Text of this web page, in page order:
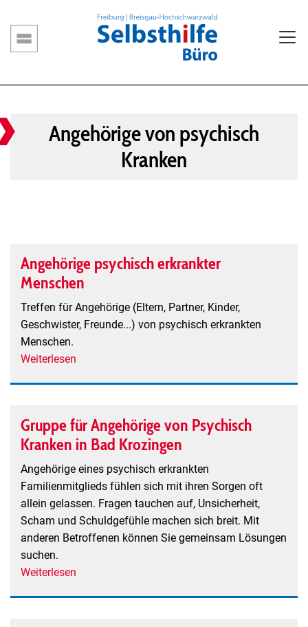
zum
Inhalt
Hauptnavigation
Angehörige von psychisch
Kranken
Angehörige psychisch erkrankter
Menschen
Treffen für Angehörige (Eltern, Partner, Kinder,
Geschwister, Freunde...) von psychisch erkrankten
Menschen.
Weiterlesen
Menschen
Gruppe für Angehörige von Psychisch
Kranken in Bad Krozingen
Angehörige eines psychisch erkrankten
Familienmitglieds fühlen sich mit ihren Sorgen oft
allein gelassen. Fragen tauchen auf, Unsicherheit,
Scham und Schuldgefühle machen sich breit. Mit
anderen Betroffenen können Sie gemeinsam Lösungen
suchen.
Weiterlesen